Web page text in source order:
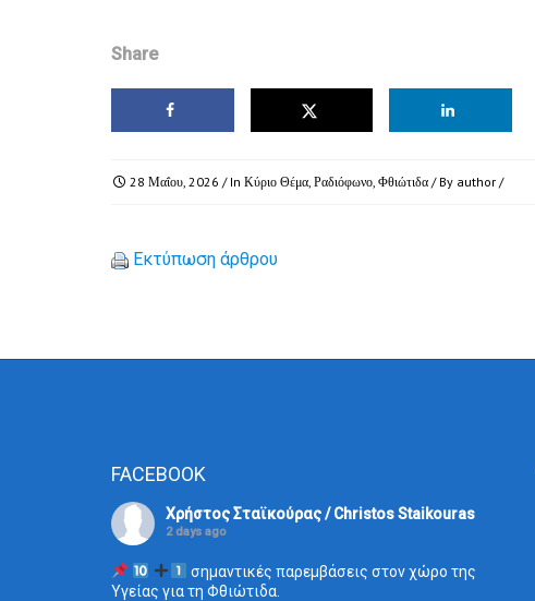
Share
28 Μαΐου, 2026 / In Κύριο Θέμα Ραδιόφωνο Φθιώτιδα / By author /
Εκτύπωση άρθρου
FACEBOOK
Χρήστος Σταϊκούρας / Christos Staikouras
2 days ago
σημαντικές παρεμβάσεις στον χώρο της
Υγείας για τη Φθιώτιδα.